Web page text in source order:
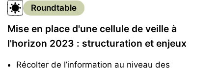
Roundtable
Mise en place d'une cellule de veille à
l'horizon 2023 : structuration et enjeux
Récolter de l’information au niveau des